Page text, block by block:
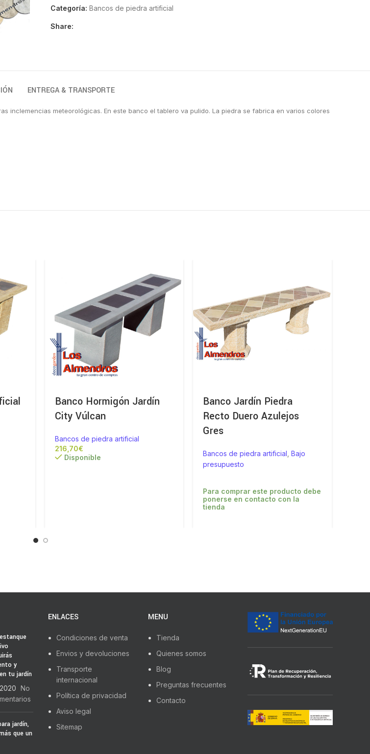
Categoría: Bancos de piedra artificial
Share:
ENTREGA & TRANSPORTE
inclemencias meteorológicas. En este banco el tablero va pulido. La piedra se fabrica en varios colores
Banco Hormigón Jardín
City Vúlcan
Bancos de piedra artificial
€
Disponible
Banco Jardín Piedra
Recto Duero Azulejos
Gres
Bancos de piedra artificial ,Bajo
presupuesto
Para comprar este producto debe
ponerse en contacto con la
tienda
y
tu jardín
No
jardín,
que un
ENLACES
Condiciones de venta
Envios y devoluciones
Transporte
internacional
Política de privacidad
Aviso legal
Sitemap
MENU
Tienda
Quienes somos
Blog
Preguntas frecuentes
Contacto